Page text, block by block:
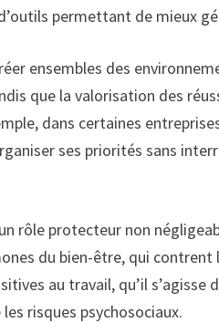
permettant de mieux
ensembles des
que la valorisation des
dans certaines
ses priorités sans
rôle protecteur non
du bien-être, qui
au travail, qu’il s’agisse
risques psychosociaux.